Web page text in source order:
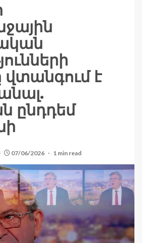
վտանգում է
ընդդեմ
07/06/2026 1 min read